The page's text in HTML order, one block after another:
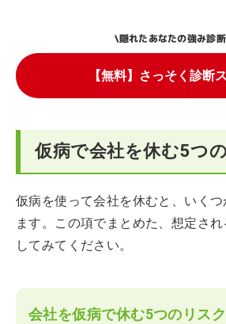
\隠れたあなたの強み診
【無料】さっそく診断
仮病で会社を休む5つ
仮病を使って会社を休むと、いく
ます。この項でまとめた、想定さ
してみてください。
会社を仮病で休む5つのリスク